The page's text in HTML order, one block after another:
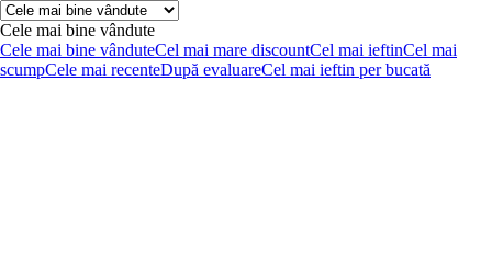
Cele mai bine vândute
Cele mai bine vânduteCel mai mare discountCel mai ieftinCel mai
scumpCele mai recenteDupă evaluareCel mai ieftin per bucată